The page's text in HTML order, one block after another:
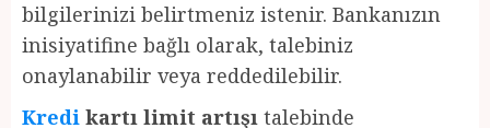
bilgilerinizi belirtmeniz istenir. Bankanızın
inisiyatifine bağlı olarak, talebiniz
onaylanabilir veya reddedilebilir.
Kredi kartı limit artışı talebinde